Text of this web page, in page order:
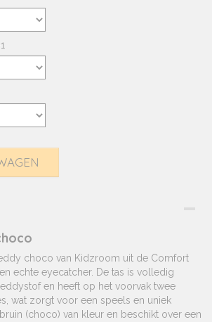
choco van Kidzroom uit de Comfort
echte eyecatcher. De tas is volledig
en heeft op het voorvak twee
wat zorgt voor een speels en uniek
(choco) van kleur en beschikt over een